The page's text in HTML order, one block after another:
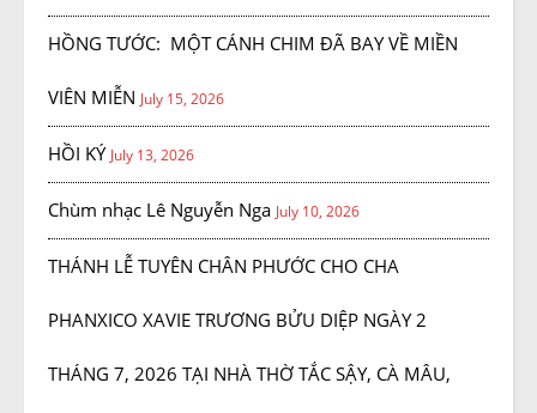
HỒNG TƯỚC: MỘT CÁNH CHIM ĐÃ BAY VỀ MIỀN
VIÊN MIỄN July 15, 2026
HỒI KÝ July 13, 2026
Chùm nhạc Lê Nguyễn Nga July 10, 2026
THÁNH LỄ TUYÊN CHÂN PHƯỚC CHO CHA
PHANXICO XAVIE TRƯƠNG BỬU DIỆP NGÀY 2
THÁNG 7, 2026 TẠI NHÀ THỜ TẮC SẬY, CÀ MÂU,